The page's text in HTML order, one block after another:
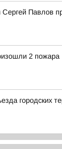
Павлов
2 пожара
городских